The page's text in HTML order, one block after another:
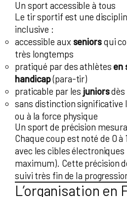
Un sport accessible à tous
Le tir sportif est une
inclusive :
accessible aux seniorsqui
très longtemps
pratiqué par des athlètes en
handicap(para-tir)
praticable par les juniorsdès
sans distinction significative
ou à la force physique
Un sport de précision
Chaque coup est noté de 0 à
avec les cibles
maximum). Cette précision
suivi très fin de la
L’organisation en